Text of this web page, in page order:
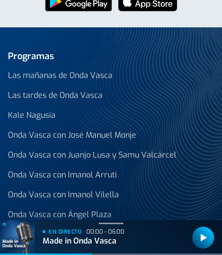
Programas
Las mañanas de Onda Vasca
Las tardes de Onda Vasca
Kale Nagusia
Onda Vasca con José Manuel Monje
Onda Vasca con Juanjo Lusa y Samu Valcárcel
Onda Vasca con Imanol Arruti
Onda Vasca con Imanol Vilella
Onda Vasca con Ángel Plaza
Ver todos los programas
EN DIRECTO 00:00 - 06:00
Made in Onda Vasca